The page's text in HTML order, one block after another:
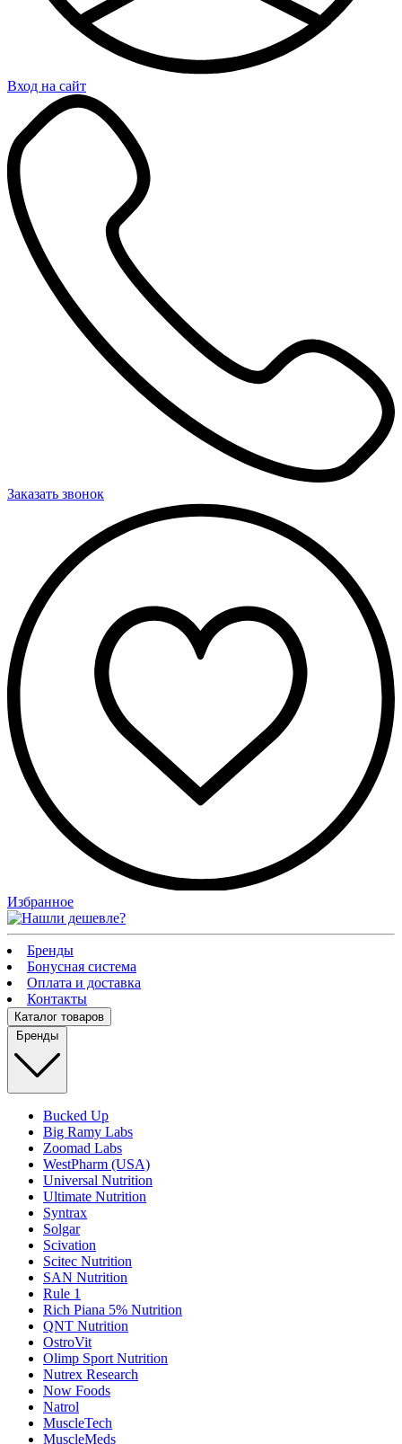
Вход на сайт
Заказать звонок
Избранное
Бренды
Бонусная система
Оплата и доставка
Контакты
Каталог товаров
Бренды
Bucked Up
Big Ramy Labs
Zoomad Labs
WestPharm (USA)
Universal Nutrition
Ultimate Nutrition
Syntrax
Solgar
Scivation
Scitec Nutrition
SAN Nutrition
Rule 1
Rich Piana 5% Nutrition
QNT Nutrition
OstroVit
Olimp Sport Nutrition
Nutrex Research
Now Foods
Natrol
MuscleTech
MuscleMeds